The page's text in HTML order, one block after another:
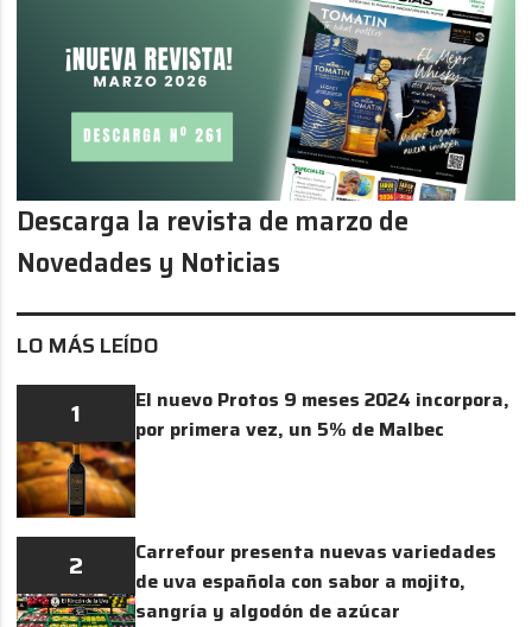
LO MÁS LEÍDO
1
El nuevo Protos 9 meses 2024 incorpora,
por primera vez, un 5% de Malbec
2
Carrefour presenta nuevas variedades
de uva española con sabor a mojito,
sangría y algodón de azúcar
Descarga la revista de marzo de
Novedades y Noticias